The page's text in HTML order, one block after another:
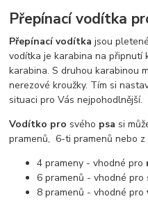
Přepínací vodítka
Přepínací vodítka jsou
vodítka je karabina na připnutí
karabina. S druhou karabinou
nerezové kroužky. Tím si
situaci pro Vás nejpohodlnější.
Vodítko pro svého psa si
pramenů, 6-ti pramenů nebo
4 prameny - vhodné pro
6 pramenů - vhodné pro
8 pramenů - vhodné pro